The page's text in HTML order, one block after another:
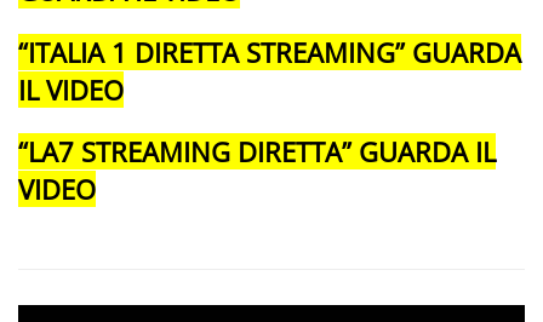
“ITALIA 1 DIRETTA STREAMING” GUARDA
IL VIDEO
“LA7 STREAMING DIRETTA” GUARDA IL
VIDEO